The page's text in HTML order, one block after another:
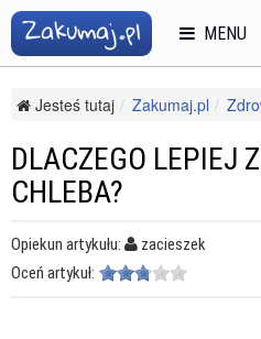
Jesteś tutaj Zakumaj.pl
Dlaczego lepiej zrezygnować z
DLACZEGO LEPIEJ
CHLEBA?
Opiekun artykułu:
zacieszek
Oceń artykuł:
MENU